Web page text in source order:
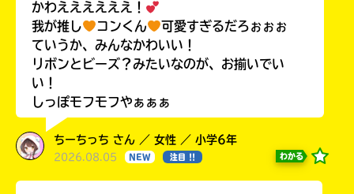
かわええええええ！
我が推し
コンくん
可愛すぎるだろぉぉぉ
ていうか、みんなかわいい！
リボンとビーズ？みたいなのが、お揃いでい
い！
しっぽモフモフやぁぁぁ
ちーちっち さん ／ 女性 ／ 小学6年
2026.08.05 NEW 注目 !! わかる